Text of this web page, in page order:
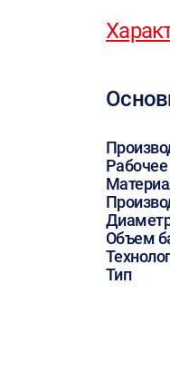
Объем
Тип